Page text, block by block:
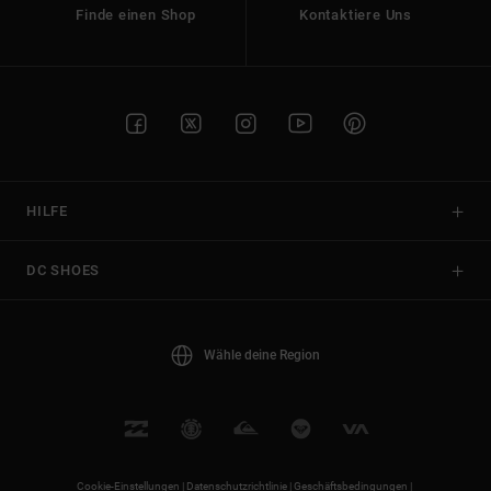
Finde einen Shop Kontaktiere Uns
HILFE
DC SHOES
Wähle deine Region
Cookie-Einstellungen | Datenschutzrichtlinie |Geschäftsbedingungen |